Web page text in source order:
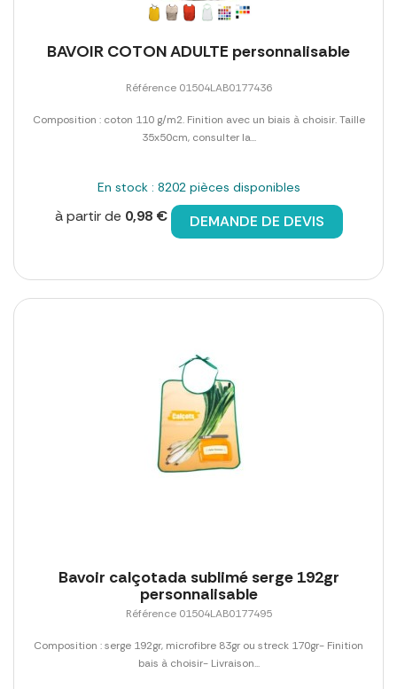
BAVOIR COTON ADULTE personnalisable
Référence 01504LAB0177436
Composition : coton 110 g/m2. Finition avec un biais à choisir. Taille
35x50cm, consulter la...
En stock : 8202 pièces disponibles
à partir de 0,98 € DEMANDE DE DEVIS
Bavoir calçotada sublimé serge 192gr
personnalisable
Référence 01504LAB0177495
Composition : serge 192gr, microfibre 83gr ou streck 170gr- Finition
bais à choisir- Livraison...